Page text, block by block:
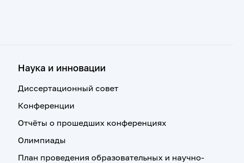
Наука и инновации
Диссертационный совет
Конференции
Отчёты о прошедших конференциях
Олимпиады
План проведения образовательных и научно-